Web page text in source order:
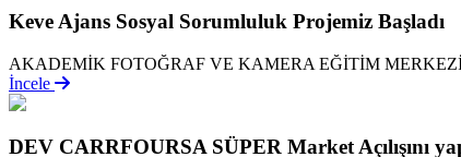
Keve Ajans Sosyal Sorumluluk Projemiz Başladı
AKADEMİK FOTOĞRAF VE KAMERA EĞİTİM
İncele
DEV CARRFOURSA SÜPER Market Açılışını